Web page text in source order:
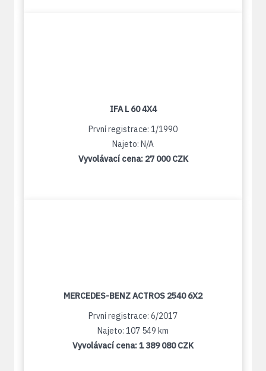
IFA L 60 4X4
První registrace: 1/1990
Najeto: N/A
Vyvolávací cena: 27 000 CZK
MERCEDES-BENZ ACTROS 2540 6X2
První registrace: 6/2017
Najeto: 107 549 km
Vyvolávací cena:1 389 080 CZK